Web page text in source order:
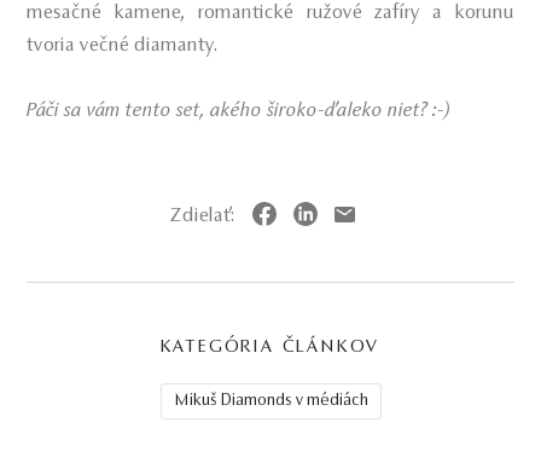
mesačné kamene, romantické ružové zafíry a korunu
tvoria večné diamanty.
Páči sa vám tento set, akého široko-ďaleko niet? :-)
Zdielať:
KATEGÓRIA ČLÁNKOV
Mikuš Diamonds v médiách